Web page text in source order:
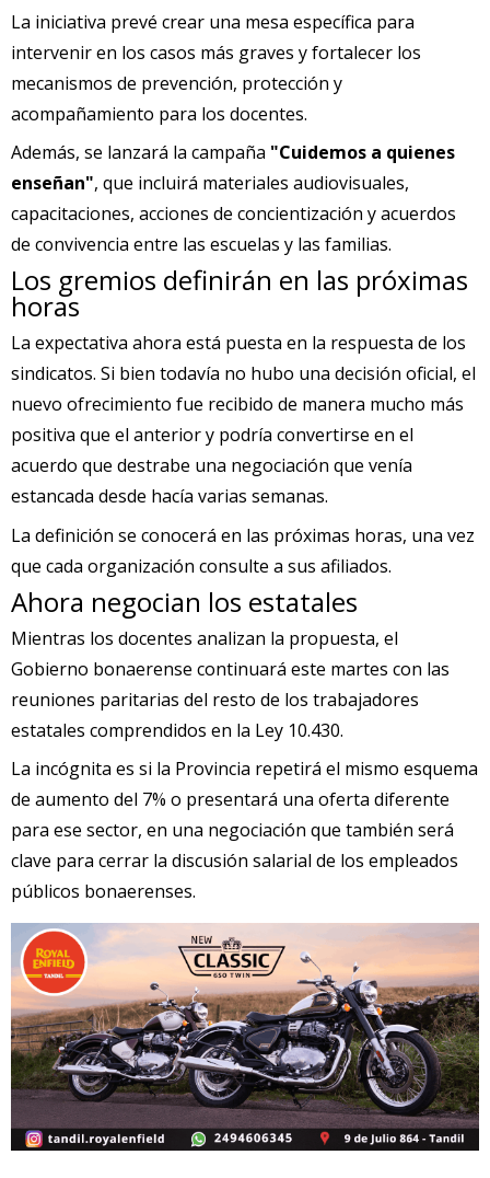
La iniciativa prevé crear una mesa específica para
intervenir en los casos más graves y fortalecer los
mecanismos de prevención, protección y
acompañamiento para los docentes.
Además, se lanzará la campaña "Cuidemos a quienes
enseñan", que incluirá materiales audiovisuales,
capacitaciones, acciones de concientización y acuerdos
de convivencia entre las escuelas y las familias.
Los gremios definirán en las próximas
horas
La expectativa ahora está puesta en la respuesta de los
sindicatos. Si bien todavía no hubo una decisión oficial, el
nuevo ofrecimiento fue recibido de manera mucho más
positiva que el anterior y podría convertirse en el
acuerdo que destrabe una negociación que venía
estancada desde hacía varias semanas.
La definición se conocerá en las próximas horas, una vez
que cada organización consulte a sus afiliados.
Ahora negocian los estatales
Mientras los docentes analizan la propuesta, el
Gobierno bonaerense continuará este martes con las
reuniones paritarias del resto de los trabajadores
estatales comprendidos en la Ley 10.430.
La incógnita es si la Provincia repetirá el mismo esquema
de aumento del 7% o presentará una oferta diferente
para ese sector, en una negociación que también será
clave para cerrar la discusión salarial de los empleados
públicos bonaerenses.